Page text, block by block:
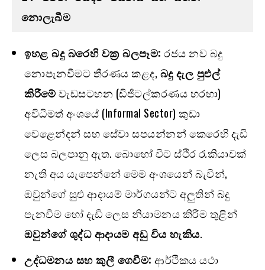
නොලැබීම
ඉහළ බදු බරෙහි වක්‍ර බලපෑම: රජය නව බදු
නොපැනවීමට තීරණය කළද, බදු දැල පුළුල්
කිරීමේවැඩසටහන (ඩිජිටල්කරණය හරහා)
අවිධිමත් අංශයේ (Informal Sector) කුඩා
වෙළෙන්දන් සහ සේවා සපයන්නන් කෙරෙහි දැඩි
ලෙස බලපානු ඇත. බොහෝ විට ස්ථිර රැකියාවක්
නැති අය යැපෙන්නේ මෙම අංශයෙන් බැවින්,
ඔවුන්ගේ සුළු ආදායම් මාර්ගයන්ට අලුතින් බදු
පැනවීම හෝ දැඩි ලෙස නියාමනය කිරීම තුළින්
ඔවුන්ගේ ශුද්ධ ආදායම අඩු විය හැකිය.
උද්ධමනය සහ කුලී ගෙවීම: ආර්ථිකය යථා